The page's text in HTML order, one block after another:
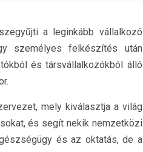
a leginkább vállalkozó
személyes felkészítés után
és társvállalkozókból álló
mely kiválasztja a világ
és segít nekik nemzetközi
és az oktatás, de a